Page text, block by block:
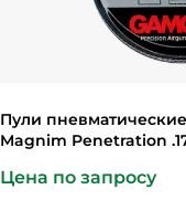
Пули
Magnim Penetration
Цена по запросу